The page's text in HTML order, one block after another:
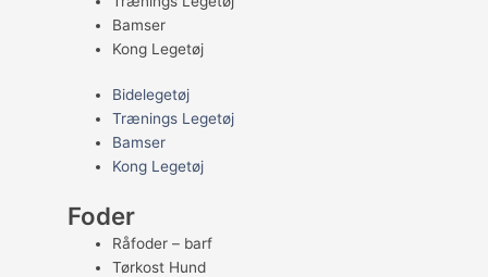
Bamser
Kong Legetøj
Bidelegetøj
Trænings Legetøj
Bamser
Kong Legetøj
Foder
Råfoder – barf
Tørkost Hund